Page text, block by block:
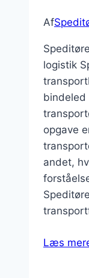
Af
logistik
bindeled
opgave
andet,
Læs